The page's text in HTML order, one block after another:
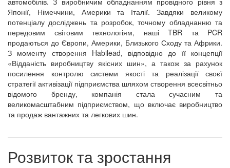
Японії, Німеччини, Америки та Італії. Завдяки великому
потенціалу досліджень та розробок, точному обладнанню та
передовим світовим технологіям, наші TBR та PCR
продаються до Європи, Америки, Близького Сходу та Африки.
З моменту створення Habilead, відповідно до її концепції
«Відданість виробництву якісних шин», а також за рахунок
посилення контролю системи якості та реалізації своєї
стратегії активізації підприємства шляхом створення всесвітньо
відомого бренду, компанія стала сучасним та
великомасштабним підприємством, що включає виробництво
та продаж вантажних та легкових шин.
Розвиток та зростання